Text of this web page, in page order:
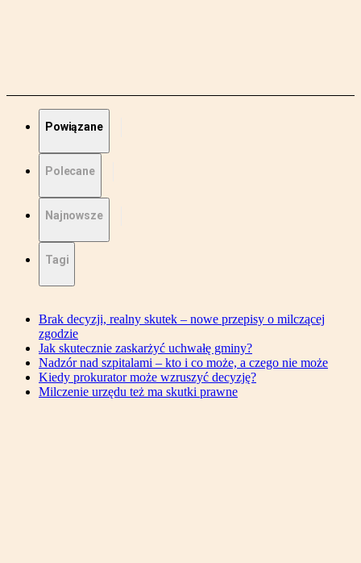
Powiązane
Polecane
Najnowsze
Tagi
Brak decyzji, realny skutek – nowe przepisy o milczącej
zgodzie
Jak skutecznie zaskarżyć uchwałę gminy?
Nadzór nad szpitalami – kto i co może, a czego nie może
Kiedy prokurator może wzruszyć decyzję?
Milczenie urzędu też ma skutki prawne